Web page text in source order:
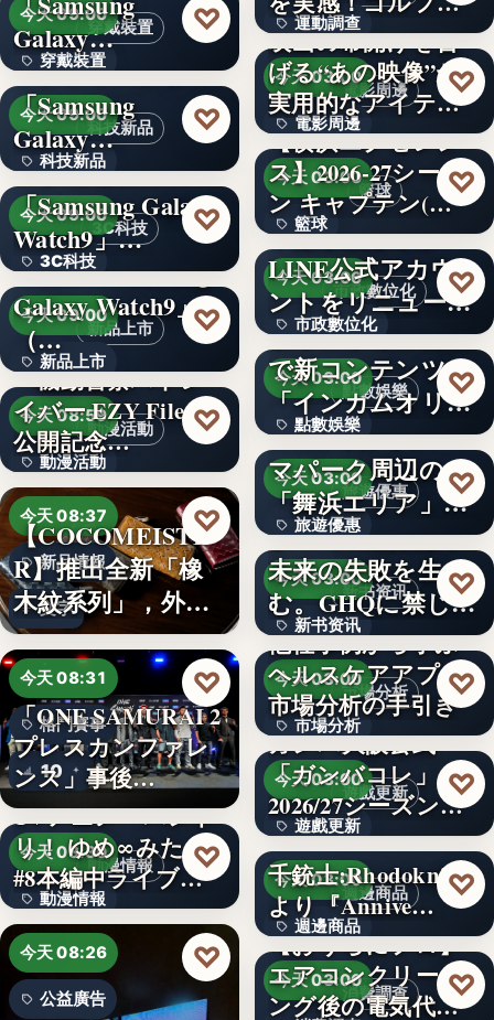
文字
穿戴裝置
今天 09:00
穿戴裝置
文字
Galaxy…
♡
科技新品
今天 09:00
科技新品
文字
＜ソフトバンク＞
「Samsung
Galaxy…
♡
3C科技
今天 09:00
3C科技
文字
＜ドコモ＞
「Samsung Galaxy
Watch9」…
♡
新品上市
今天 09:00
新品上市
文字
＜au＞「Samsung
Galaxy Watch9」
（…
♡
動漫活動
今天 08:59
動漫活動
3,000円
『機動警察パトレ
イバー EZY File 2』
公開記念…
♡
今天 08:37
新品情報
文字
【COCOMEISTE
R】推出全新「橡
木紋系列」，外層
採…
♡
今天 08:31
格鬥賽事
10
「ONE SAMURAI 2
プレスカンファレ
ンス」事後…
♡
動漫情報
今天 08:30
動漫情報
19,800円
TVアニメ「バンド
リ！ ゆめ∞みた」
#8本編中ライブ映
像…
♡
今天 08:26
公益廣告
♡
運動調查
34%
始め…
電影周邊
今天 03:00
電影周邊
75
映画の幕開けを告
げる“あの映像”が
実用的なアイテム
に！「…
♡
籃球
今天 03:00
籃球
3
【横浜エクセレン
ス】2026-27シーズ
ン キャプテン(…
♡
市政數位化
今天 03:00
市政數位化
文字
千葉県茂原市が
LINE公式アカウ
ントをリニューア
ル！プレ…
♡
點數娛樂
今天 03:00
點數娛樂
文字
ポイントインカム
で新コンテンツ
「インカムオリ
パ」開始
♡
旅遊優惠
今天 03:00
旅遊優惠
文字
Peachで行くテー
マパーク周辺の
「舞浜エリア」ホ
テルも…
♡
新书资讯
今天 03:00
新书资讯
文字
かつての成功が、
未来の失敗を生
む。GHQに禁じら
れた「禁…
♡
市場分析
今天 03:00
市場分析
500
他社事例から学ぶ
ヘルスケアアプリ
市場分析の手引き
♡
遊戲更新
今天 03:00
遊戲更新
150
ガンバ大阪公式
「ガンバコレ」
2026/27シーズン開
幕！…
♡
週邊商品
今天 03:00
週邊商品
880円
千銃士:Rhodoknight
より『Annive…
♡
消費調查
今天 03:00
【おうちにプロ】
エアコンクリーニ
ング後の電気代削
♡